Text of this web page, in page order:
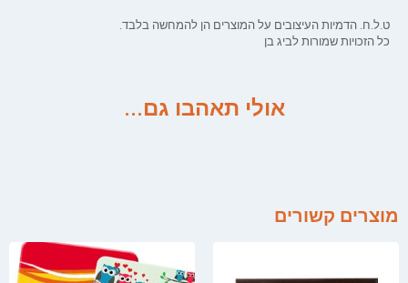
ט.ל.ח. הדמיות העיצובים על המוצרים הן להמחשה בלבד.
כל הזכויות שמורות לביג בן
אולי תאהבו גם...
מוצרים קשורים